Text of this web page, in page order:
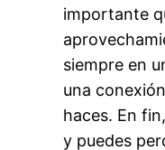
importante
siempre en
una
haces. En
y puedes